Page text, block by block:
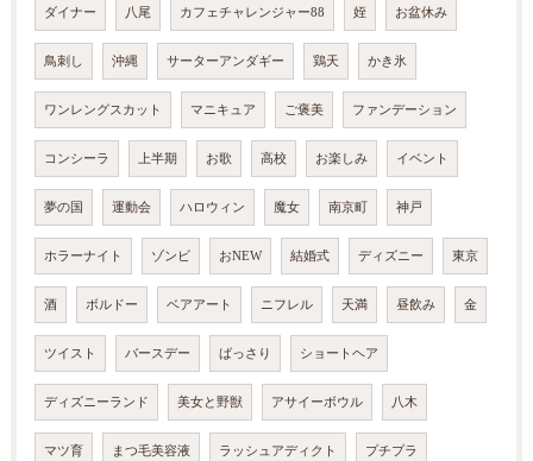
ダイナー 八尾 カフェチャレンジャー88 姪 お盆休み
鳥刺し 沖縄 サーターアンダギー 鶏天 かき氷
ワンレングスカット マニキュア ご褒美 ファンデーション
コンシーラ 上半期 お歌 高校 お楽しみ イベント
夢の国 運動会 ハロウィン 魔女 南京町 神戸
ホラーナイト ゾンビ おNEW 結婚式 ディズニー 東京
酒 ボルドー ベアアート ニフレル 天満 昼飲み 金
ツイスト バースデー ばっさり ショートヘア
ディズニーランド 美女と野獣 アサイーボウル 八木
マツ育 まつ毛美容液 ラッシュアディクト プチプラ